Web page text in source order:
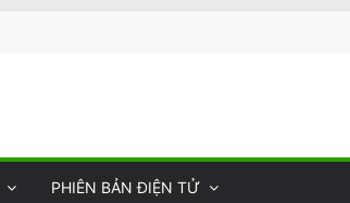
PHIÊN BẢN ĐIỆN TỬ